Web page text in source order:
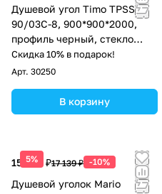
Душевой угол Timo TPSS-
90/03C-8, 900*900*2000,
профиль черный, стекло
прозрачное 8 мм
Скидка 10% в подарок!
Арт. 30250
В корзину
5%
15 425 ₽17 139 ₽ -10%
Душевой уголок Mario